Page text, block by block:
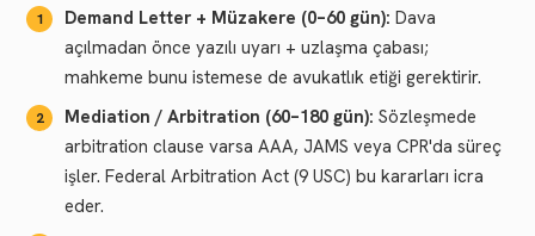
Demand Letter + Müzakere (0–60 gün): Dava
açılmadan önce yazılı uyarı + uzlaşma çabası;
mahkeme bunu istemese de avukatlık etiği gerektirir.
Mediation / Arbitration (60–180 gün): Sözleşmede
arbitration clause varsa AAA, JAMS veya CPR'da süreç
işler. Federal Arbitration Act (9 USC) bu kararları icra
eder.